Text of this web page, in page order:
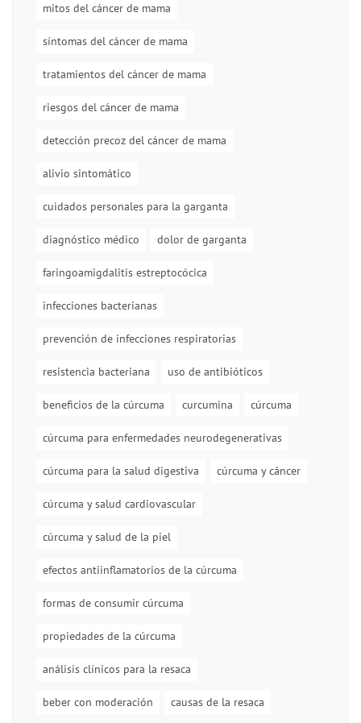
mitos del cáncer de mama
síntomas del cáncer de mama
tratamientos del cáncer de mama
riesgos del cáncer de mama
detección precoz del cáncer de mama
alivio sintomático
cuidados personales para la garganta
diagnóstico médico dolor de garganta
faringoamigdalitis estreptocócica
infecciones bacterianas
prevención de infecciones respiratorias
resistencia bacteriana uso de antibióticos
beneficios de la cúrcuma curcumina cúrcuma
cúrcuma para enfermedades neurodegenerativas
cúrcuma para la salud digestiva cúrcuma y cáncer
cúrcuma y salud cardiovascular
cúrcuma y salud de la piel
efectos antiinflamatorios de la cúrcuma
formas de consumir cúrcuma
propiedades de la cúrcuma
análisis clínicos para la resaca
beber con moderación causas de la resaca